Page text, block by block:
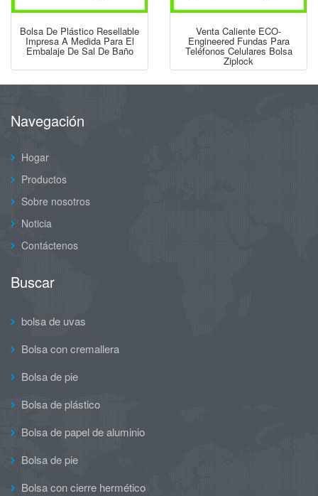
Bolsa De Plástico Resellable
Impresa A Medida Para El
Embalaje De Sal De Baño
Venta Caliente ECO-
Engineered Fundas Para
Teléfonos Celulares Bolsa
Ziplock
Navegación
Hogar
Productos
Sobre nosotros
Noticia
Contáctenos
Buscar
bolsa de uvas
Bolsa con cremallera
Bolsa de pie
Bolsa de plástico
Bolsa de papel de aluminio
Bolsa de pie
Bolsa con cierre hermético